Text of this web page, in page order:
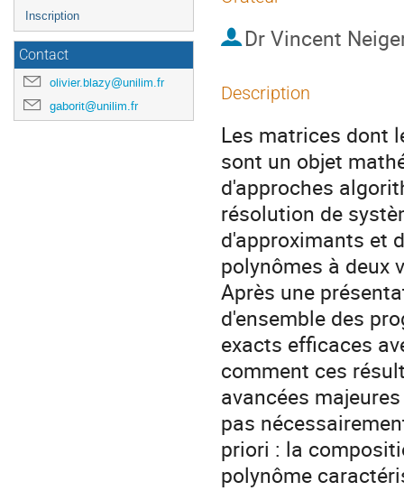
Inscription
Contact
olivier.blazy@unilim.fr
gaborit@unilim.fr
Dr Vincent
Description
Les matrices dont
sont un objet
d'approches
résolution de
d'approximants et
polynômes à deux
Après une
d'ensemble des
exacts efficaces
comment ces
avancées
pas
priori : la
polynôme